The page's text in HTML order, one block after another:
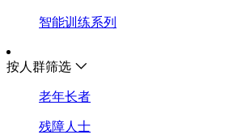
智能训练系列
按人群筛选
老年长者
残障人士